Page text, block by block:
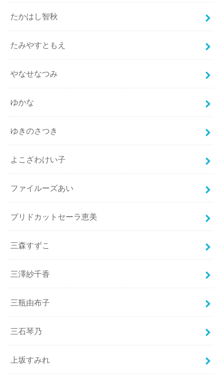
たかはし智秋
たみやすともえ
やなせなつみ
ゆかな
ゆきのさつき
よこざわけい子
ファイルーズあい
ブリドカットセーラ恵美
三森すずこ
三澤紗千香
三瓶由布子
三石琴乃
上坂すみれ